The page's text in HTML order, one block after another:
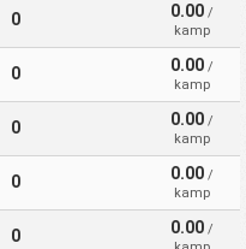
0 0.00 /
kamp
0 0.00 /
kamp
0 0.00 /
kamp
0 0.00 /
kamp
0 0.00 /